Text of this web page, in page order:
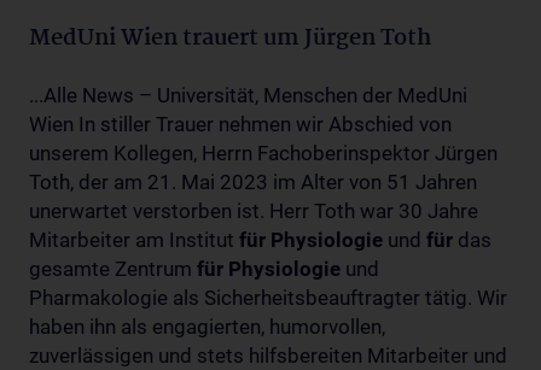
MedUni Wien trauert um Jürgen Toth
...Alle News – Universität, Menschen der MedUni
Wien In stiller Trauer nehmen wir Abschied von
unserem Kollegen, Herrn Fachoberinspektor Jürgen
Toth, der am 21. Mai 2023 im Alter von 51 Jahren
unerwartet verstorben ist. Herr Toth war 30 Jahre
Mitarbeiter am Institut für Physiologie und für das
gesamte Zentrum für Physiologie und
Pharmakologie als Sicherheitsbeauftragter tätig. Wir
haben ihn als engagierten, humorvollen,
zuverlässigen und stets hilfsbereiten Mitarbeiter und